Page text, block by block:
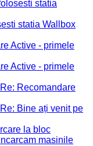
statia
statia Wallbox
Active - primele
Active - primele
Recomandare
Bine ați venit pe
la bloc
masinile